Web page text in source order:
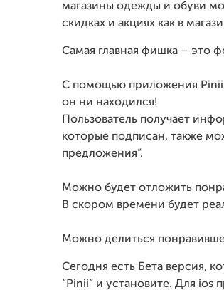
магазины одежды и обуви
скидках и акциях как в
Самая главная фишка – это
С помощью приложения Pinii
он ни находился!
Пользователь получает
которые подписан, также
предложения”.
Можно будет отложить
В скором времени будет
Можно делиться
Сегодня есть Бета версия,
“Pinii” и установите. Для